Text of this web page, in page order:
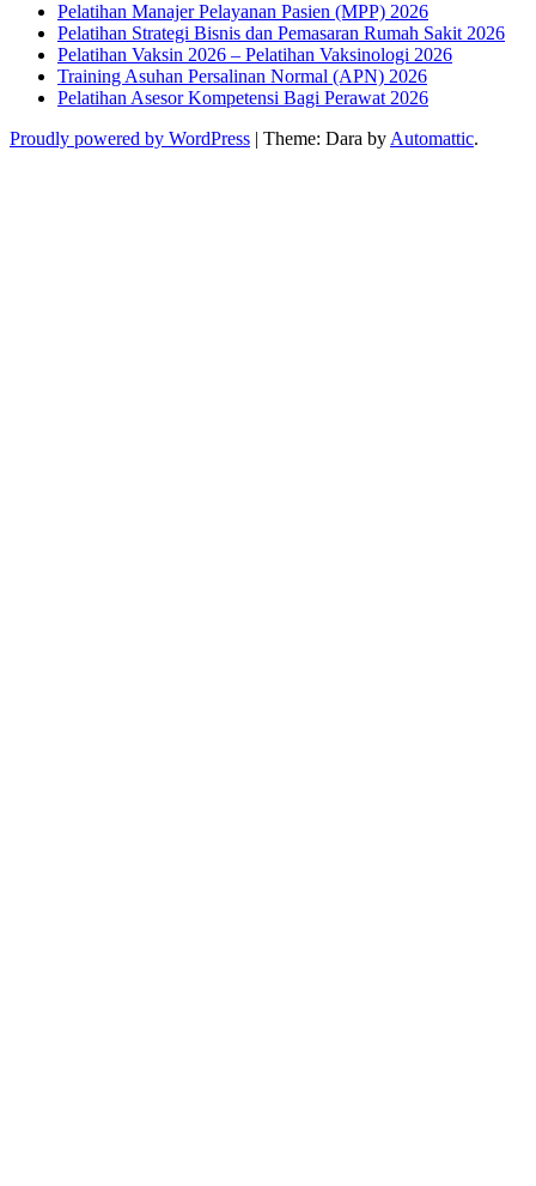
Pelatihan Manajer Pelayanan Pasien (MPP) 2026
Pelatihan Strategi Bisnis dan Pemasaran Rumah Sakit 2026
Pelatihan Vaksin 2026 – Pelatihan Vaksinologi 2026
Training Asuhan Persalinan Normal (APN) 2026
Pelatihan Asesor Kompetensi Bagi Perawat 2026
Proudly powered by WordPress | Theme: Dara by Automattic.